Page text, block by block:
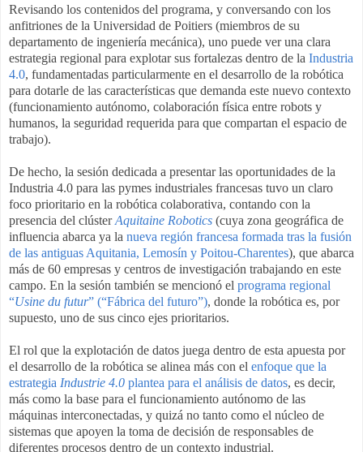
Revisando los contenidos del programa, y conversando con los
anfitriones de la Universidad de Poitiers (miembros de su
departamento de ingeniería mecánica), uno puede ver una clara
estrategia regional para explotar sus fortalezas dentro de la Industria
4.0, fundamentadas particularmente en el desarrollo de la robótica
para dotarle de las características que demanda este nuevo contexto
(funcionamiento autónomo, colaboración física entre robots y
humanos, la seguridad requerida para que compartan el espacio de
trabajo).
De hecho, la sesión dedicada a presentar las oportunidades de la
Industria 4.0 para las pymes industriales francesas tuvo un claro
foco prioritario en la robótica colaborativa, contando con la
presencia del clústerAquitaine Robotics (cuya zona geográfica de
influencia abarca ya la nueva región francesa formada tras la fusión
de las antiguas Aquitania, Lemosín y Poitou-Charentes), que abarca
más de 60 empresas y centros de investigación trabajando en este
campo. En la sesión también se mencionó el programa regional
“Usine du futur” (“Fábrica del futuro”), donde la robótica es, por
supuesto, uno de sus cinco ejes prioritarios.
El rol que la explotación de datos juega dentro de esta apuesta por
el desarrollo de la robótica se alinea más con el enfoque que la
estrategia Industrie 4.0 plantea para el análisis de datos, es decir,
más como la base para el funcionamiento autónomo de las
máquinas interconectadas, y quizá no tanto como el núcleo de
sistemas que apoyen la toma de decisión de responsables de
diferentes procesos dentro de un contexto industrial.